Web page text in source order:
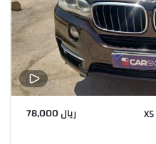
ريال 78,000